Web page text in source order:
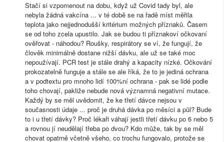
Stačí si vzpomenout na dobu, když už Covid tady byl, ale
nebyla žádná vakcína ... v té době se na řadě míst měřila
teplota jako nejjednodušší kritérium možných příznaků. Časem
se od toho zcela upustilo. Jak se budou ti příznakoví očkovaní
ověřovat - náhodou? Roušky, respirátory se ví, že fungují, že
člověk minimálně dostane nižší dávku, ale už se také moc
nepoužívají. PCR test je stále drahý a kapacity nízké. Očkování
prokozatelně funguje a stále se ale říká, že to je jediná ochrana
a v podtextu pro mnoho lidí 100%ní ochrana - pak se lidé podle
toho chovají, pakliže nebude nová významná negativní mutace.
Každý by se měl uvědomit, že ke třetí dávce nejsou v
současnosti údaje ... proč je druhá dávka po měsíci a půl? Bude
to i u třetí dávky? Proč lékaři váhají jestli třetí dávku po 6 nebo 5
a rovnou jí neudělají třeba po dvou? Kdo může, tak by se měl
chovat opatrně včetně všeho, co trochu fungovalo, protože se